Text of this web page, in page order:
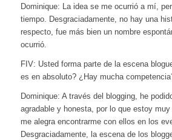
Dominique: La idea se me ocurrió a mí,
tiempo. Desgraciadamente, no hay una
respecto, fue más bien un nombre
ocurrió.
FIV: Usted forma parte de la escena
es en absoluto? ¿Hay mucha
Dominique: A través del blogging, he
agradable y honesta, por lo que estoy
me alegra encontrarme con ellos en los
Desgraciadamente, la escena de los